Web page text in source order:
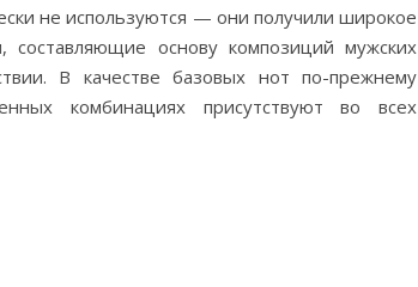
не используются — они получили широкое
составляющие основу композиций мужских
В качестве базовых нот по-прежнему
комбинациях присутствуют во всех